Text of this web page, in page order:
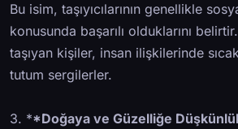
Bu isim, taşıyıcılarının genellikle
konusunda başarılı olduklarını
taşıyan kişiler, insan ilişkilerinde
tutum sergilerler.
3. **Doğaya ve Güzelliğe